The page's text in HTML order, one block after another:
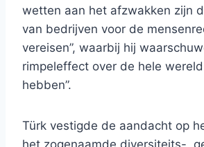
wetten aan het afzwakken zijn
van bedrijven voor de
vereisen”, waarbij hij
rimpeleffect over de hele
hebben”.
Türk vestigde de aandacht op